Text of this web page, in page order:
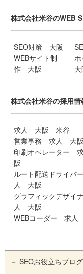
株式会社米谷のWEB
SEO対策 大阪
WEBサイト制
作 大阪
ホ
大
株式会社米谷の採用情
求人 大阪 米谷
営業事務 求人 大阪
印刷オペレーター
阪
ルート配送ドライバ
人 大阪
グラフィックデザイ
人 大阪
WEBコーダー 求人
－ SEOお役立ちブログ